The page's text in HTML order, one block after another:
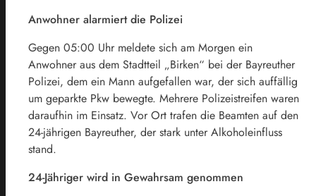
Anwohner alarmiert die Polizei
Gegen 05:00 Uhr meldete sich am Morgen ein
Anwohner aus dem Stadtteil „Birken“ bei der Bayreuther
Polizei, dem ein Mann aufgefallen war, der sich auffällig
um geparkte Pkw bewegte. Mehrere Polizeistreifen waren
daraufhin im Einsatz. Vor Ort trafen die Beamten auf den
24-jährigen Bayreuther, der stark unter Alkoholeinfluss
stand.
24-Jähriger wird in Gewahrsam genommen